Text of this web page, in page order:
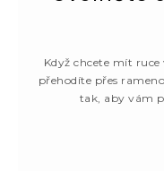
Když chcete mít ruce
přehodíte přes
tak, aby vám